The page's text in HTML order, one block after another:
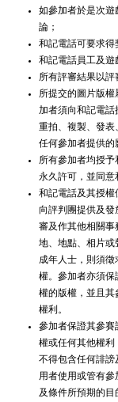
如參加者於是次遊
論；
和記電話可要求得
和記電話員工及遊
所有評審結果以評
所提交的圖片版
加者須向和記電話
重拍、複製、發表
任何參加者提供的
所有參加者均授
永久許可，並同意
和記電話及其授權
向評判團提供及發
審及作其他相關事
地、地點、相片或
成年人士，則須
權。參加者亦須保
權的版權，並且其
權利。
參加者保證其參賽
權或任何其他權利
不得包含任何誹謗
用者使用或管有
及條件所預期的